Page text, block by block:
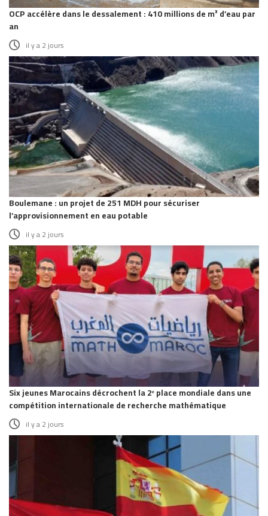
OCP accélère dans le dessalement : 410 millions de m³ d’eau par
an
il y a 2 jours
Boulemane : un projet de 251 MDH pour sécuriser
l’approvisionnement en eau potable
il y a 2 jours
Six jeunes Marocains décrochent la 2ᵉ place mondiale dans une
compétition internationale de recherche mathématique
il y a 2 jours